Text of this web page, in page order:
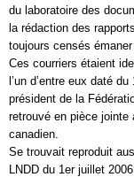
du laboratoire des
la rédaction des
toujours censés
Ces courriers étaient
l’un d’entre eux daté
président de la
retrouvé en pièce jointe
canadien.
Se trouvait reproduit
LNDD du 1er juillet